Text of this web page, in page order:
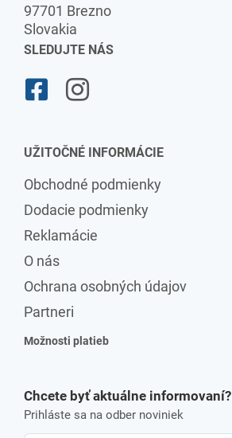
97701 Brezno
Slovakia
SLEDUJTE NÁS
UŽITOČNÉ INFORMÁCIE
Obchodné podmienky
Dodacie podmienky
Reklamácie
O nás
Ochrana osobných údajov
Partneri
Možnosti platieb
Chcete byť aktuálne informovaní?
Prihláste sa na odber noviniek